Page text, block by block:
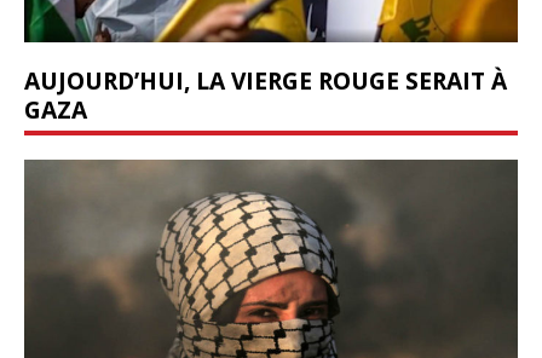
AUJOURD’HUI, LA VIERGE ROUGE SERAIT À
GAZA